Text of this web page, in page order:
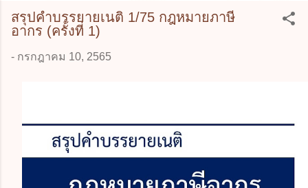
สรุปคำบรรยายเนติ 1/75 กฎหมายภาษี
อากร (ครั้งที่ 1)
- กรกฎาคม 10, 2565